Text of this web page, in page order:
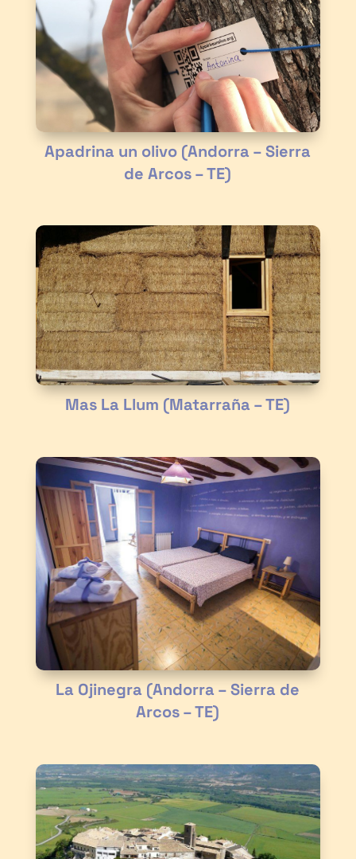
Apadrina un olivo (Andorra – Sierra
de Arcos – TE)
Mas La Llum (Matarraña – TE)
La Ojinegra (Andorra – Sierra de
Arcos – TE)